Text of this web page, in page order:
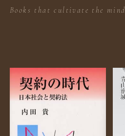
Books that cultivate the mind